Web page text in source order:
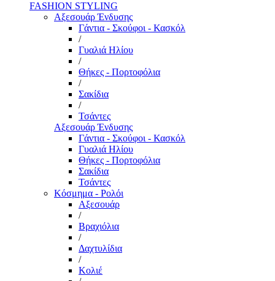
FASHION STYLING
Αξεσουάρ Ένδυσης
Γάντια - Σκούφοι - Κασκόλ
/
Γυαλιά Ηλίου
/
Θήκες - Πορτοφόλια
/
Σακίδια
/
Τσάντες
Αξεσουάρ Ένδυσης
Γάντια - Σκούφοι - Κασκόλ
Γυαλιά Ηλίου
Θήκες - Πορτοφόλια
Σακίδια
Τσάντες
Κόσμημα - Ρολόι
Αξεσουάρ
/
Βραχιόλια
/
Δαχτυλίδια
/
Κολιέ